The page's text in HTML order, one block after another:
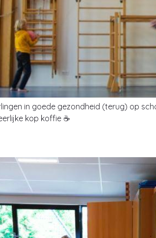
in goede gezondheid (terug) op
kop koffie ☕